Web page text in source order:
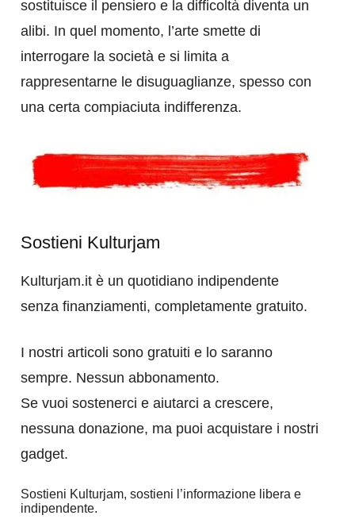
sostituisce il pensiero e la difficoltà diventa un
alibi. In quel momento, l’arte smette di
interrogare la società e si limita a
rappresentarne le disuguaglianze, spesso con
una certa compiaciuta indifferenza.
Sostieni Kulturjam
Kulturjam.it è un quotidiano indipendente
senza finanziamenti, completamente gratuito.
I nostri articoli sono gratuiti e lo saranno
sempre. Nessun abbonamento.
Se vuoi sostenerci e aiutarci a crescere,
nessuna donazione, ma puoi acquistare i nostri
gadget.
Sostieni Kulturjam, sostieni l’informazione libera e
indipendente.